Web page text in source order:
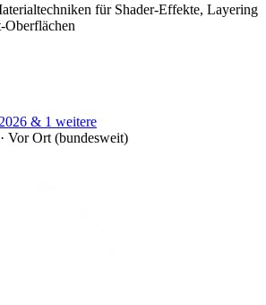
für Shader-Effekte, Layering
Oberflächen
& 1 weitere
Vor Ort (bundesweit)